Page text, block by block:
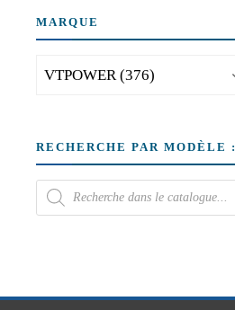
MARQUE
RECHERCHE PAR MODÈLE :